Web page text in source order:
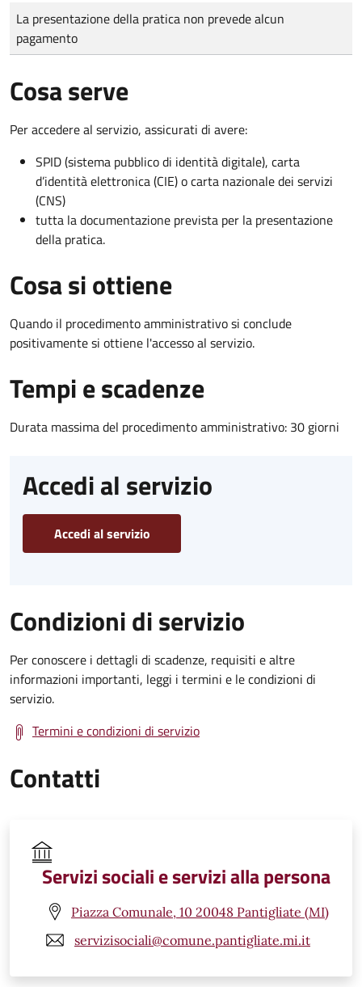
Tipo di pagamento
Importo
La presentazione della pratica non prevede alcun
pagamento
Cosa serve
Per accedere al servizio, assicurati di avere:
SPID (sistema pubblico di identità digitale), carta
d’identità elettronica (CIE) o carta nazionale dei servizi
(CNS)
tutta la documentazione prevista per la presentazione
della pratica.
Cosa si ottiene
Quando il procedimento amministrativo si conclude
positivamente si ottiene l'accesso al servizio.
Tempi e scadenze
Durata massima del procedimento amministrativo: 30 giorni
Accedi al servizio
Accedi al servizio
Condizioni di servizio
Per conoscere i dettagli di scadenze, requisiti e altre
informazioni importanti, leggi i termini e le condizioni di
servizio.
Termini e condizioni di servizio
Contatti
Servizi sociali e servizi alla persona
Piazza Comunale, 10 20048 Pantigliate (MI)
servizisociali@comune.pantigliate.mi.it